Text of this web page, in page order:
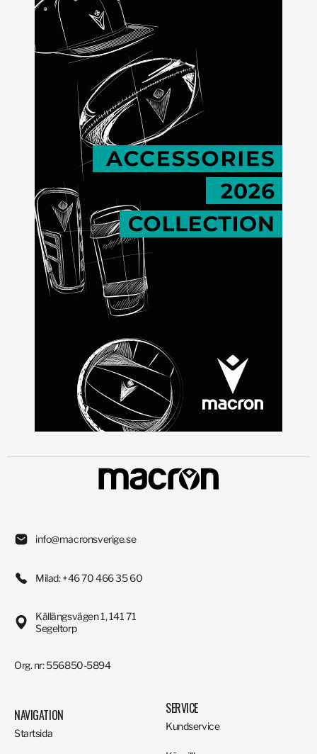
info@macronsverige.se
Milad: +46 70 466 35 60
Källängsvägen 1, 141 71
Segeltorp
Org. nr: 556850-5894
NAVIGATION
Startsida
SERVICE
Kundservice